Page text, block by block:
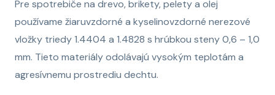
Pre spotrebiče na drevo, brikety, pelety a olej
používame žiaruvzdorné a kyselinovzdorné nerezové
vložky triedy 1.4404 a 1.4828 s hrúbkou steny 0,6 – 1,0
mm. Tieto materiály odolávajú vysokým teplotám a
agresívnemu prostrediu dechtu.